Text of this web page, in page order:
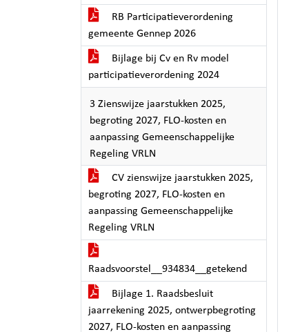
RB Participatieverordening
gemeente Gennep 2026
Bijlage bij Cv en Rv model
participatieverordening 2024
3 Zienswijze jaarstukken 2025,
begroting 2027, FLO-kosten en
aanpassing Gemeenschappelijke
Regeling VRLN
CV zienswijze jaarstukken 2025,
begroting 2027, FLO-kosten en
aanpassing Gemeenschappelijke
Regeling VRLN
Raadsvoorstel__934834__getekend
Bijlage 1. Raadsbesluit
jaarrekening 2025, ontwerpbegroting
2027, FLO-kosten en aanpassing